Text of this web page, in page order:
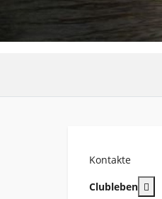
Kontakte
Clubleben